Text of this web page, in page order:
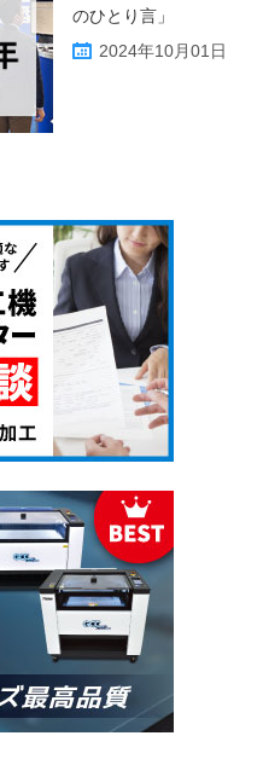
のひとり言」
2024年10月01日